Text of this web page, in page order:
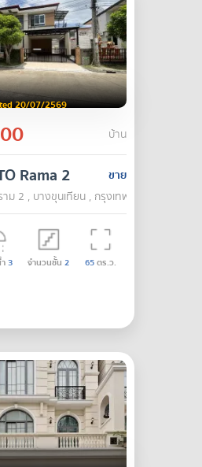
20/07/2569
บ้าน
ขาย
Rama 2
ม 2 , บางขุนเทียน , กรุงเทพ
3 จำนวนชั้น 2 65ตร.ว.